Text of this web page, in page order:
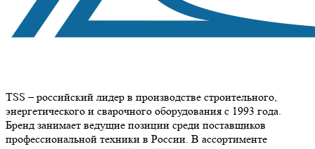
TSS – российский лидер в производстве строительного,
энергетического и сварочного оборудования с 1993 года.
Бренд занимает ведущие позиции среди поставщиков
профессиональной техники в России. В ассортименте